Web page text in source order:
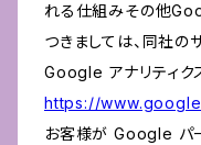
れる仕組みその他
つきましては、同社の
Google アナリティク
https://
お客様が Google パ